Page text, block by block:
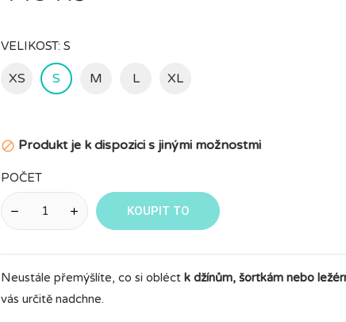
VELIKOST: S
XS S M L XL
 Produkt je k dispozici s jinými možnostmi
POČET
KOUPIT TO
Neustále přemýšlíte, co si obléct k džínům, šortkám nebo
vás určitě nadchne.